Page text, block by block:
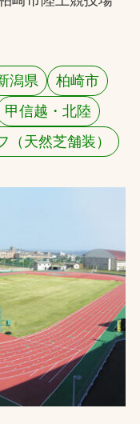
検索
潟県
柏崎市
甲信越・北陸
（天然芝舗装）